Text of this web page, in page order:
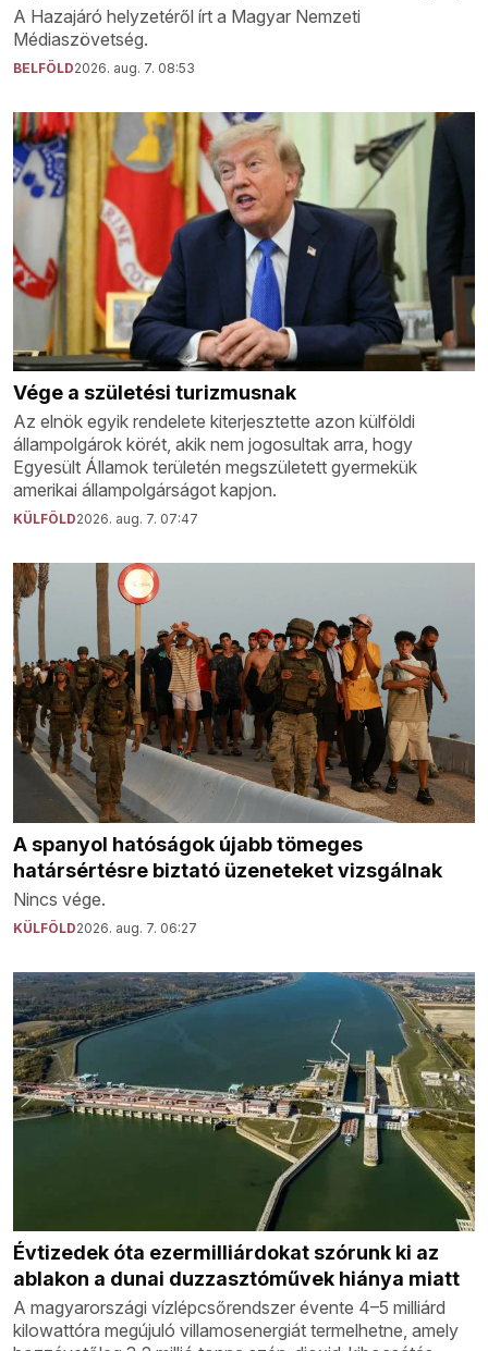
A Hazajáró helyzetéről írt a Magyar Nemzeti
Médiaszövetség.
BELFÖLD2026. aug. 7. 08:53
Vége a születési turizmusnak
Az elnök egyik rendelete kiterjesztette azon külföldi
állampolgárok körét, akik nem jogosultak arra, hogy
Egyesült Államok területén megszületett gyermekük
amerikai állampolgárságot kapjon.
KÜLFÖLD2026. aug. 7. 07:47
A spanyol hatóságok újabb tömeges
határsértésre biztató üzeneteket vizsgálnak
Nincs vége.
KÜLFÖLD2026. aug. 7. 06:27
Évtizedek óta ezermilliárdokat szórunk ki az
ablakon a dunai duzzasztóművek hiánya miatt
A magyarországi vízlépcsőrendszer évente 4–5 milliárd
kilowattóra megújuló villamosenergiát termelhetne, amely